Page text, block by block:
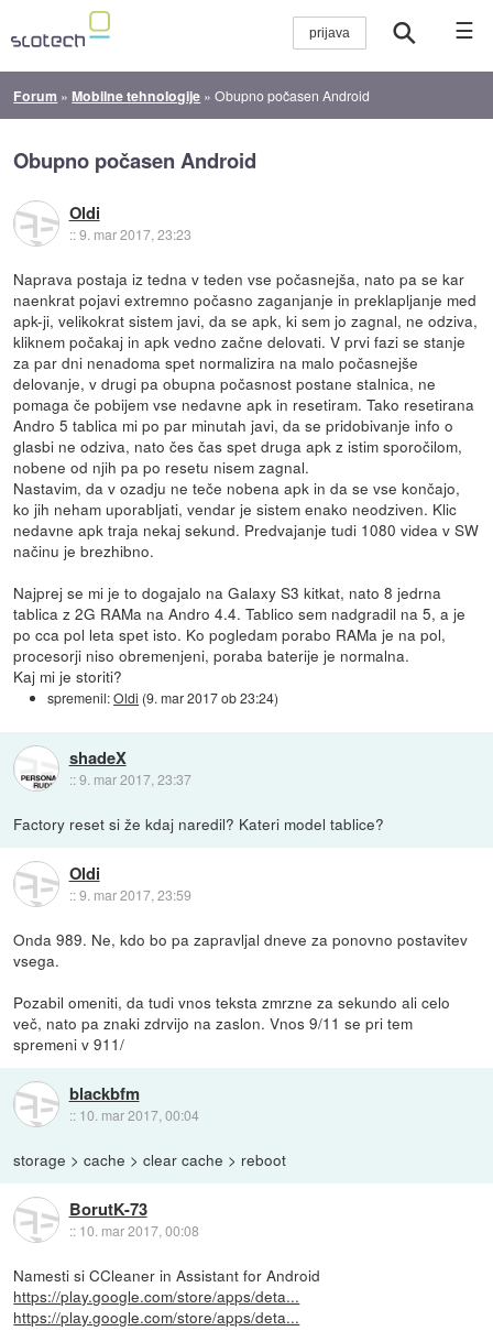
☰
Forum »Mobilne tehnologije »Obupno počasen Android
Obupno počasen Android
Oldi
::9. mar 2017, 23:23
Naprava postaja iz tedna v teden vse počasnejša, nato pa se kar
naenkrat pojavi extremno počasno zaganjanje in preklapljanje med
apk-ji, velikokrat sistem javi, da se apk, ki sem jo zagnal, ne odziva,
kliknem počakaj in apk vedno začne delovati. V prvi fazi se stanje
za par dni nenadoma spet normalizira na malo počasnejše
delovanje, v drugi pa obupna počasnost postane stalnica, ne
pomaga če pobijem vse nedavne apk in resetiram. Tako resetirana
Andro 5 tablica mi po par minutah javi, da se pridobivanje info o
glasbi ne odziva, nato čes čas spet druga apk z istim sporočilom,
nobene od njih pa po resetu nisem zagnal.
Nastavim, da v ozadju ne teče nobena apk in da se vse končajo,
ko jih neham uporabljati, vendar je sistem enako neodziven. Klic
nedavne apk traja nekaj sekund. Predvajanje tudi 1080 videa v SW
načinu je brezhibno.
Najprej se mi je to dogajalo na Galaxy S3 kitkat, nato 8 jedrna
tablica z 2G RAMa na Andro 4.4. Tablico sem nadgradil na 5, a je
po cca pol leta spet isto. Ko pogledam porabo RAMa je na pol,
procesorji niso obremenjeni, poraba baterije je normalna.
Kaj mi je storiti?
spremenil:Oldi (9. mar 2017 ob 23:24)
shadeX
::9. mar 2017, 23:37
Factory reset si že kdaj naredil? Kateri model tablice?
Oldi
::9. mar 2017, 23:59
Onda 989. Ne, kdo bo pa zapravljal dneve za ponovno postavitev
vsega.
Pozabil omeniti, da tudi vnos teksta zmrzne za sekundo ali celo
več, nato pa znaki zdrvijo na zaslon. Vnos 9/11 se pri tem
spremeni v 911/
blackbfm
:: 10. mar 2017, 00:04
storage > cache > clear cache > reboot
BorutK-73
:: 10. mar 2017, 00:08
Namesti si CCleaner in Assistant for Android
https://play.google.com/store/apps/deta...
https://play.google.com/store/apps/deta...